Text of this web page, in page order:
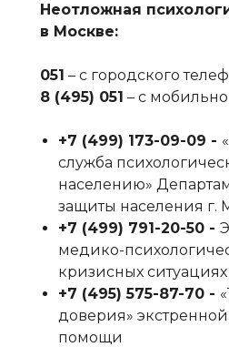
Неотложная
в Москве:
051 – с городского
8 (495) 051 – с
+7 (499) 173-09-09‬ -
служба
населению»
защиты населения г.
+7 (499) 791-20-50‬ -
медико-
кризисных ситуациях
+7 (495) 575-87-70‬ -
доверия»
помощи